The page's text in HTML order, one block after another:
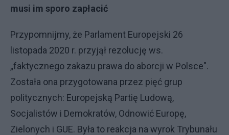
musi im sporo zapłacić
Przypomnijmy, że Parlament Europejski 26
listopada 2020 r. przyjął rezolucję ws.
„faktycznego zakazu prawa do aborcji w Polsce".
Została ona przygotowana przez pięć grup
politycznych: Europejską Partię Ludową,
Socjalistów i Demokratów, Odnowić Europę,
Zielonych i GUE. Była to reakcja na wyrok Trybunału